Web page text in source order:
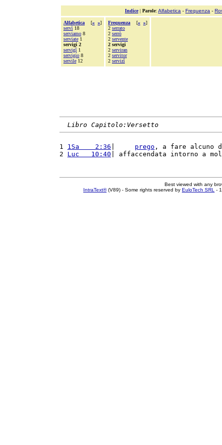
Indice| Parole: Alfabetica - Frequenza -
Alfabetica [« »]
servì 18
serviamo 8
serviate 1
servigi 2
servigî 1
servigio 8
servile 12
Frequenza [« »]
2 serrato
2 serrò
2 servente
2 servigi
2 serviran
2 servitor
2 servizî
Libro Capitolo:Versetto
1 1Sa    2:36 prego , a fare alcuno
2 Luc   10:40 | affaccendata intorno a
Best viewed with any
IntraText®(V89) - Some rights reserved by EuloTech SRL -